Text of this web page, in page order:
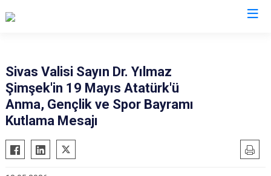
Sivas Valisi Sayın Dr. Yılmaz
Şimşek'in 19 Mayıs Atatürk'ü
Anma, Gençlik ve Spor Bayramı
Kutlama Mesajı